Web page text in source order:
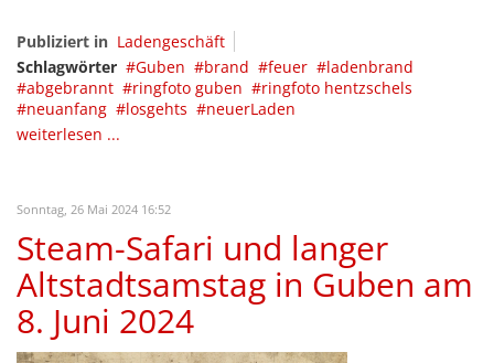
Publiziert in Ladengeschäft
Schlagwörter
Guben brand feuer
ladenbrand
abgebrannt
ringfoto guben
ringfoto hentzschels
neuanfang
losgehts
neuerLaden
weiterlesen ...
Sonntag, 26 Mai 2024 16:52
Steam-Safari und langer
Altstadtsamstag in Guben am
8. Juni 2024